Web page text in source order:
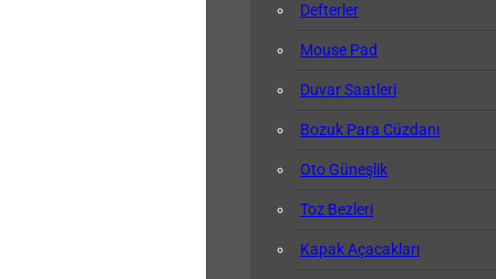
Defterler
Mouse Pad
Duvar Saatleri
Bozuk Para Cüzdanı
Oto Güneşlik
Toz Bezleri
Kapak Açacakları